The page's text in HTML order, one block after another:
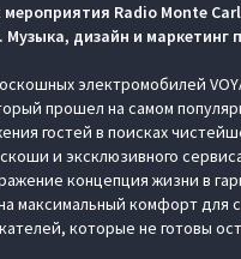
мероприятия Radio Monte
Музыка, дизайн и маркетинг
электромобилей
прошел на самом
гостей в поисках
и эксклюзивного
концепция жизни в
максимальный комфорт для
которые не готовы